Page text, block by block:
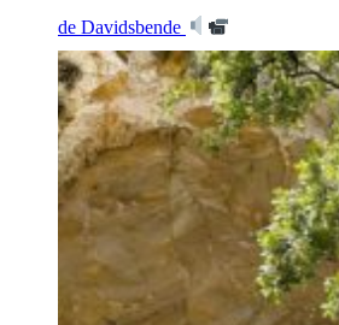
de Davidsbende